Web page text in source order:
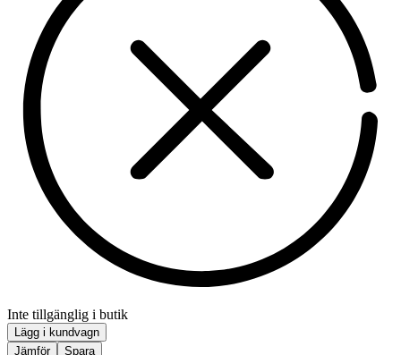
Inte tillgänglig i butik
Lägg i kundvagn
Jämför
Spara